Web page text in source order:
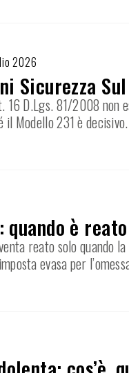
2026
Sicurezza
16 D.Lgs. 81/2008 non
il Modello 231 è decisivo.
quando è
reato solo
evasa per